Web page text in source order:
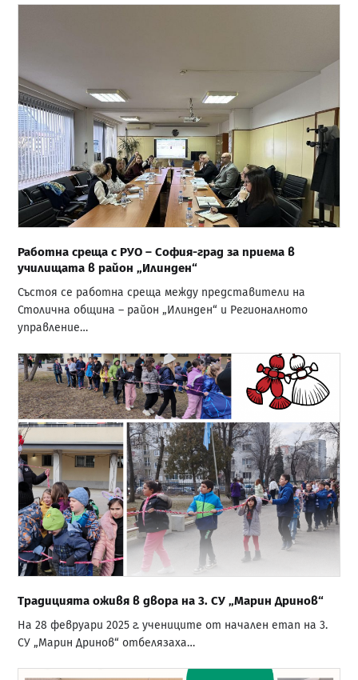
Работна среща с РУО – София-град за приема в
училищата в район „Илинден“
Състоя се работна среща между представители на
Столична община – район „Илинден“ и Регионалното
управление…
Традицията оживя в двора на 3. СУ „Марин Дринов“
На 28 февруари 2025 г. учениците от начален етап на 3.
СУ „Марин Дринов“ отбелязаха…